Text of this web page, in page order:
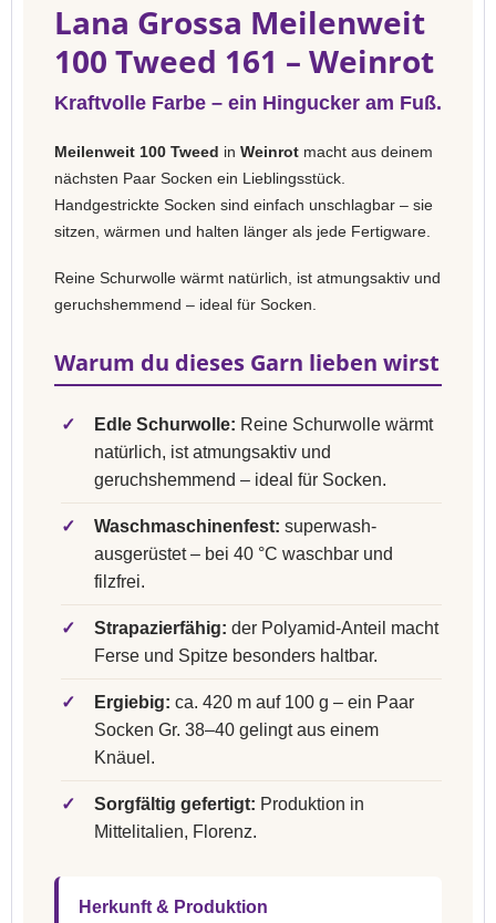
Lana Grossa Meilenweit
100 Tweed 161 – Weinrot
Kraftvolle Farbe – ein Hingucker am Fuß.
Meilenweit 100 Tweed in Weinrot macht aus deinem
nächsten Paar Socken ein Lieblingsstück.
Handgestrickte Socken sind einfach unschlagbar – sie
sitzen, wärmen und halten länger als jede Fertigware.
Reine Schurwolle wärmt natürlich, ist atmungsaktiv und
geruchshemmend – ideal für Socken.
Warum du dieses Garn lieben wirst
✓ Edle Schurwolle: Reine Schurwolle wärmt
natürlich, ist atmungsaktiv und
geruchshemmend – ideal für Socken.
✓ Waschmaschinenfest: superwash-
ausgerüstet – bei 40 °C waschbar und
filzfrei.
✓ Strapazierfähig: der Polyamid-Anteil macht
Ferse und Spitze besonders haltbar.
✓ Ergiebig: ca. 420 m auf 100 g – ein Paar
Socken Gr. 38–40 gelingt aus einem
Knäuel.
✓ Sorgfältig gefertigt: Produktion in
Mittelitalien, Florenz.
Herkunft & Produktion